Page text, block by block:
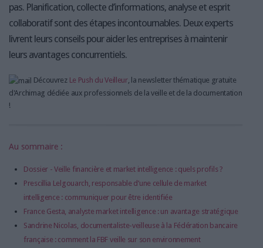
pas. Planification, collecte d’informations, analyse et esprit
collaboratif sont des étapes incontournables. Deux experts
livrent leurs conseils pour aider les entreprises à maintenir
leurs avantages concurrentiels.
Découvrez Le Push du Veilleur, la newsletter thématique gratuite
d'Archimag dédiée aux professionnels de la veille et de la documentation
!
Au sommaire :
Dossier - Veille financière et market intelligence : quels profils ?
Prescillia Lelgouarch, responsable d’une cellule de market
intelligence : communiquer pour être identifiée
France Gesta, analyste market intelligence : un avantage stratégique
Sandrine Nicolas, documentaliste-veilleuse à la Fédération bancaire
française : comment la FBF veille sur son environnement